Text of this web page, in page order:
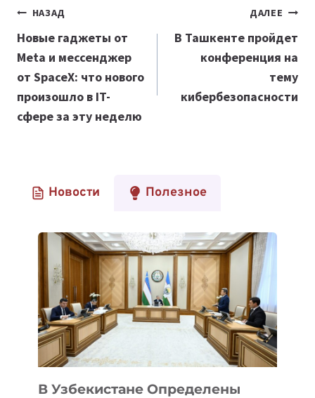
Навигация
по
записям
НАЗАД
Новые гаджеты от
Meta и мессенджер
от SpaceX: что нового
произошло в IT-
сфере за эту неделю
ДАЛЕЕ
В Ташкенте пройдет
конференция на
тему
кибербезопасности
Новости Полезное
В Узбекистане Определены